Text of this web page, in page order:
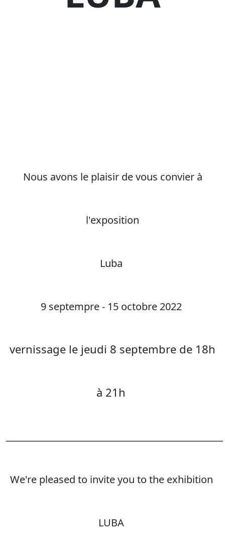
Nous avons le plaisir de vous convier à
l'exposition
Luba
9 septempre - 15 octobre 2022
vernissage le jeudi 8 septembre de 18h
à 21h
We're pleased to invite you to the exhibition
LUBA